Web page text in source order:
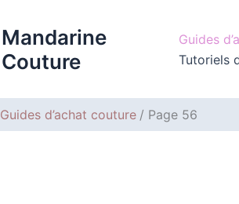
Mandarine
Couture
Guides
Tutoriels
Guides d’achat couture Page 56